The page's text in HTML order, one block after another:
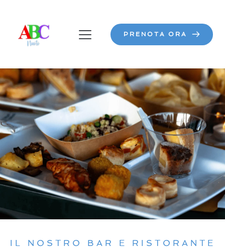
PRENOTA ORA
IL NOSTRO BAR E RISTORANTE